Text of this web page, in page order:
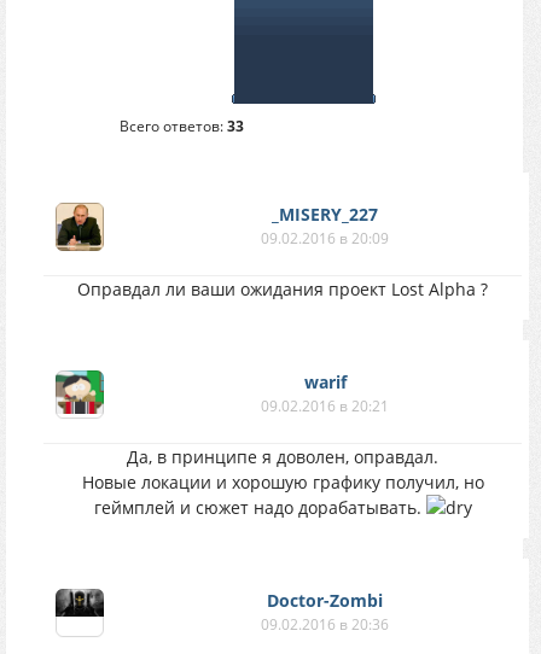
Всего ответов:33
_MISERY_227
09.02.2016 в 20:09
Оправдал ли ваши ожидания проект Lost Alpha ?
warif
09.02.2016 в 20:21
Да, в принципе я доволен, оправдал.
Новые локации и хорошую графику получил, но
геймплей и сюжет надо дорабатывать.
Doctor-Zombi
09.02.2016 в 20:36